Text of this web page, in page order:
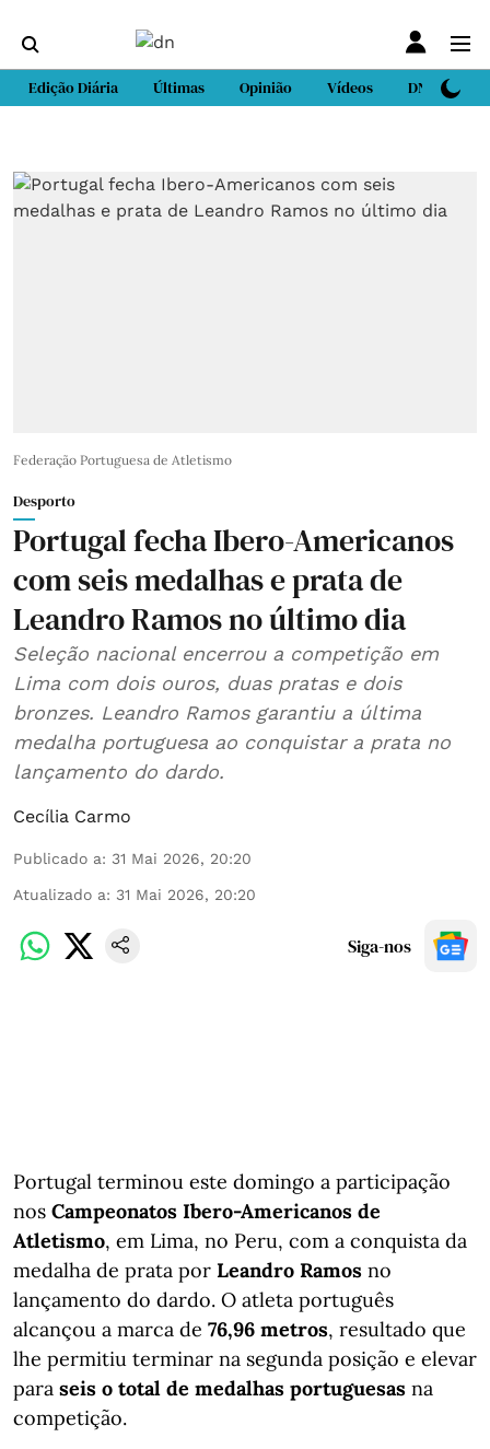
Edição Diária Últimas Opinião Vídeos DN Sport
Federação Portuguesa de Atletismo
Desporto
Portugal fecha Ibero-Americanos
com seis medalhas e prata de
Leandro Ramos no último dia
Seleção nacional encerrou a competição em
Lima com dois ouros, duas pratas e dois
bronzes. Leandro Ramos garantiu a última
medalha portuguesa ao conquistar a prata no
lançamento do dardo.
Cecília Carmo
Publicado a: 31 Mai 2026, 20:20
Atualizado a: 31 Mai 2026, 20:20
Siga-nos
Portugal terminou este domingo a participação
nos Campeonatos Ibero-Americanos de
Atletismo, em Lima, no Peru, com a conquista da
medalha de prata por Leandro Ramos no
lançamento do dardo. O atleta português
alcançou a marca de 76,96 metros, resultado que
lhe permitiu terminar na segunda posição e elevar
para seis o total de medalhas portuguesas na
competição.